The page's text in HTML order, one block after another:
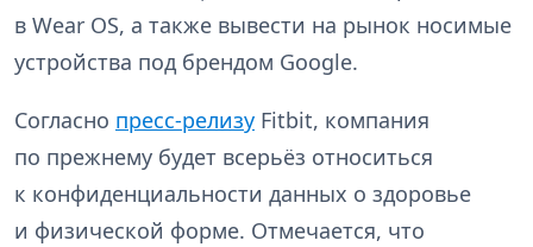
в Wear OS, а также вывести на рынок носимые
устройства под брендом Google.
Согласно пресс-релизу Fitbit, компания
по прежнему будет всерьёз относиться
к конфиденциальности данных о здоровье
и физической форме. Отмечается, что